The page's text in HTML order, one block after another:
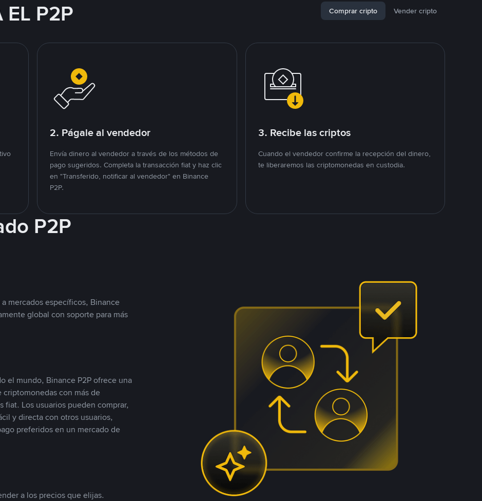
P2P Comprar cripto Vender cripto
2. Págale al vendedor
Envía dinero al vendedor a través de los métodos de
pago sugeridos. Completa la transacción fiat y haz clic
en "Transferido, notificar al vendedor" en Binance
P2P.
3. Recibe las criptos
Cuando el vendedor confirme la recepción del dinero,
te liberaremos las criptomonedas en custodia.
P2P
mercados específicos, Binance
global con soporte para más
el mundo, Binance P2P ofrece una
criptomonedas con más de
fiat. Los usuarios pueden comprar,
y directa con otros usuarios,
preferidos en un mercado de
a los precios que elijas.